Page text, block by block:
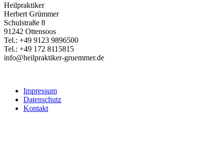
Heilpraktiker
Herbert Grümmer
Schulstraße 8
91242 Ottensoos
Tel.: +49 9123 9896500
Tel.: +49 172 8115815
info@heilpraktiker-gruemmer.de
Impressum
Datenschutz
Kontakt